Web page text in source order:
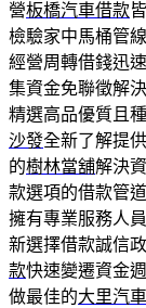
營板橋汽車借款
檢驗家中馬桶管
經營周轉借錢迅
集資金免聯徵解
精選高品優質且
沙發全新了解提
的樹林當舖解決
款選項的借款管道
擁有專業服務人
新選擇借款誠信
款快速變遷資金
做最佳的大里汽